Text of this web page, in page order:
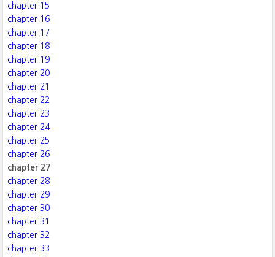
chapter 15
chapter 16
chapter 17
chapter 18
chapter 19
chapter 20
chapter 21
chapter 22
chapter 23
chapter 24
chapter 25
chapter 26
chapter 27
chapter 28
chapter 29
chapter 30
chapter 31
chapter 32
chapter 33